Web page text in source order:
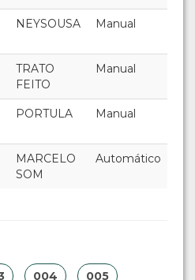
NEYSOUSA Manual
TRATO
FEITO
Manual
PORTULA Manual
MARCELO
SOM
Automático
004 005